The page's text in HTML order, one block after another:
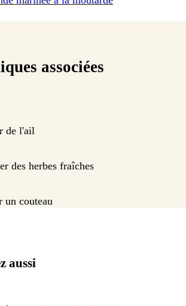
associées
de l'ail
des herbes fraîches
un couteau
aussi